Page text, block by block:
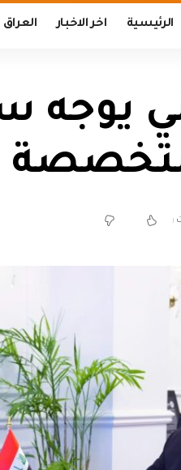
الرئيسية اخر الاخبار العراق
يوجه